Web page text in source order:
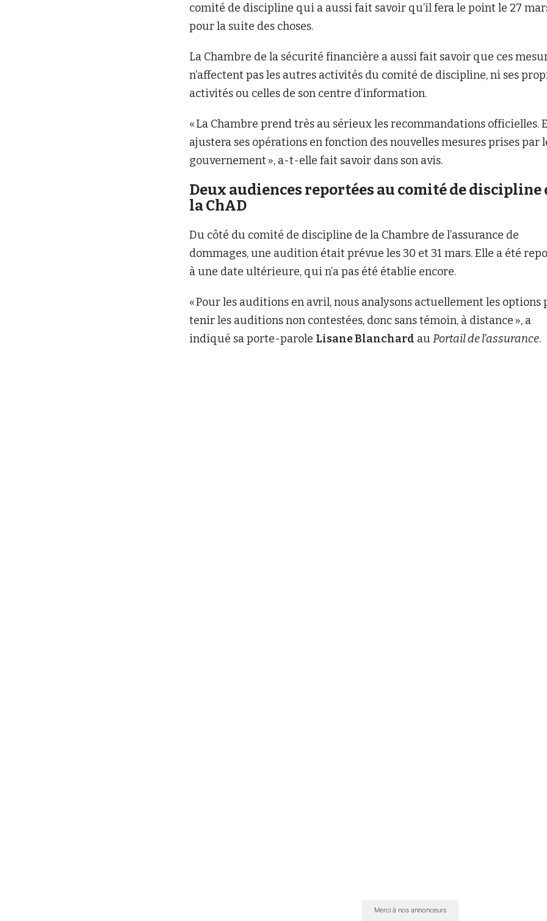
comité de discipline qui a aussi fait savoir qu’il fera le point le 27
pour la suite des choses.
La Chambre de la sécurité financière a aussi fait savoir que ces
n’affectent pas les autres activités du comité de discipline, ni ses
activités ou celles de son centre d’information.
« La Chambre prend très au sérieux les recommandations officielles.
ajustera ses opérations en fonction des nouvelles mesures prises par
gouvernement », a-t-elle fait savoir dans son avis.
Deux audiences reportées au comité de discipline
la ChAD
Du côté du comité de discipline de la Chambre de l’assurance de
dommages, une audition était prévue les 30 et 31 mars. Elle a été
à une date ultérieure, qui n’a pas été établie encore.
« Pour les auditions en avril, nous analysons actuellement les options
tenir les auditions non contestées, donc sans témoin, à distance », a
indiqué sa porte-parole Lisane Blanchard au Portail de l’assurance.
Merci à nos annonceurs